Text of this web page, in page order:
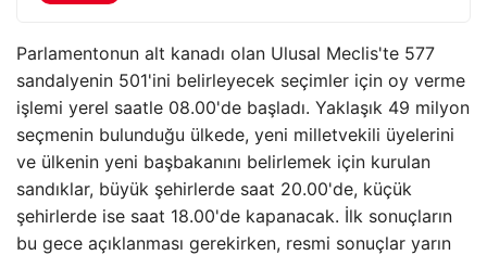
Parlamentonun alt kanadı olan Ulusal Meclis'te 577
sandalyenin 501'ini belirleyecek seçimler için oy verme
işlemi yerel saatle 08.00'de başladı. Yaklaşık 49 milyon
seçmenin bulunduğu ülkede, yeni milletvekili üyelerini
ve ülkenin yeni başbakanını belirlemek için kurulan
sandıklar, büyük şehirlerde saat 20.00'de, küçük
şehirlerde ise saat 18.00'de kapanacak. İlk sonuçların
bu gece açıklanması gerekirken, resmi sonuçlar yarın